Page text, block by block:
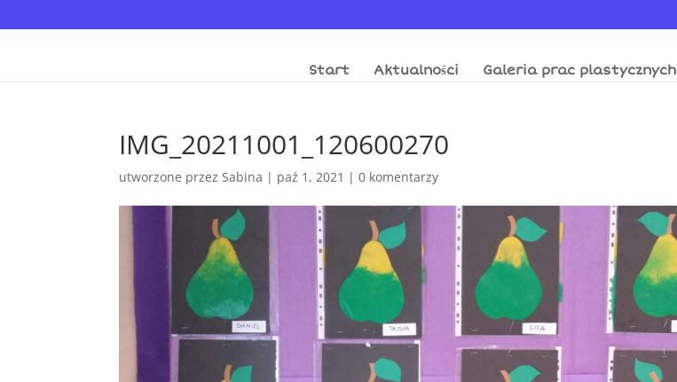
Start Aktualności Galeria prac plastycznych
IMG_20211001_120600270
utworzone przezSabina | paź 1, 2021 |0 komentarzy